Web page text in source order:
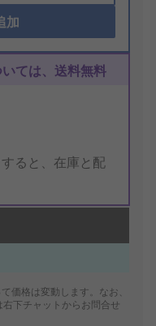
加
ては、送料無料
ると、在庫と配
価格は変動します。なお、
下チャットからお問合せ